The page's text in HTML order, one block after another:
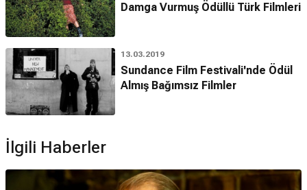
Damga Vurmuş Ödüllü Türk Filmleri
13.03.2019
Sundance Film Festivali'nde Ödül
Almış Bağımsız Filmler
İlgili Haberler